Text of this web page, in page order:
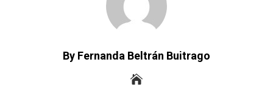
By Fernanda Beltrán Buitrago